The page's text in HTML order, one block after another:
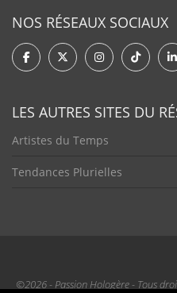
NOS RÉSEAUX SOCIAUX
LES AUTRES SITES DU
Artistes du Temps
Tendances Plurielles
©2026 - Passion Hologère - Tous